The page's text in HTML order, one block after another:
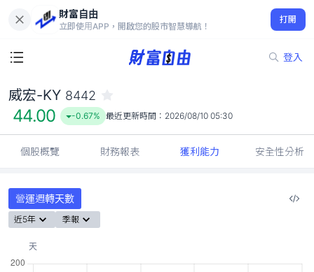
財富自由
立即使用APP，開啟您的股市智慧導航！
打開
登入
44.00
-0.67%
威宏-KY 8442
44.00 -0.67% 最近更新時間： 2026/08/10 05:30
個股概覽 財務報表 獲利能力 安全性分析
營運週轉天數
近5年 季報